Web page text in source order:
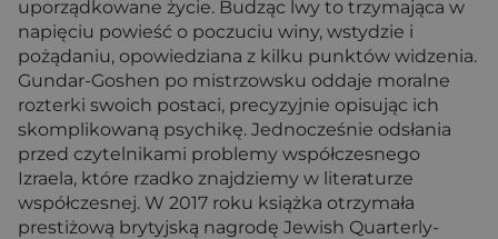
uporządkowane życie. Budząc lwy to trzymająca w
napięciu powieść o poczuciu winy, wstydzie i
pożądaniu, opowiedziana z kilku punktów widzenia.
Gundar-Goshen po mistrzowsku oddaje moralne
rozterki swoich postaci, precyzyjnie opisując ich
skomplikowaną psychikę. Jednocześnie odsłania
przed czytelnikami problemy współczesnego
Izraela, które rzadko znajdziemy w literaturze
współczesnej. W 2017 roku książka otrzymała
prestiżową brytyjską nagrodę Jewish Quarterly-